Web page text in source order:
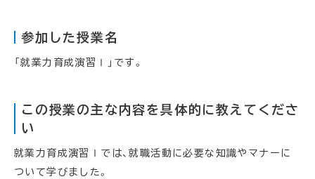
参加した授業名
「就業力育成演習Ⅰ」です。
この授業の主な内容を具体的に教えてくださ
い
就業力育成演習Ⅰでは、就職活動に必要な知識やマナーに
ついて学びました。